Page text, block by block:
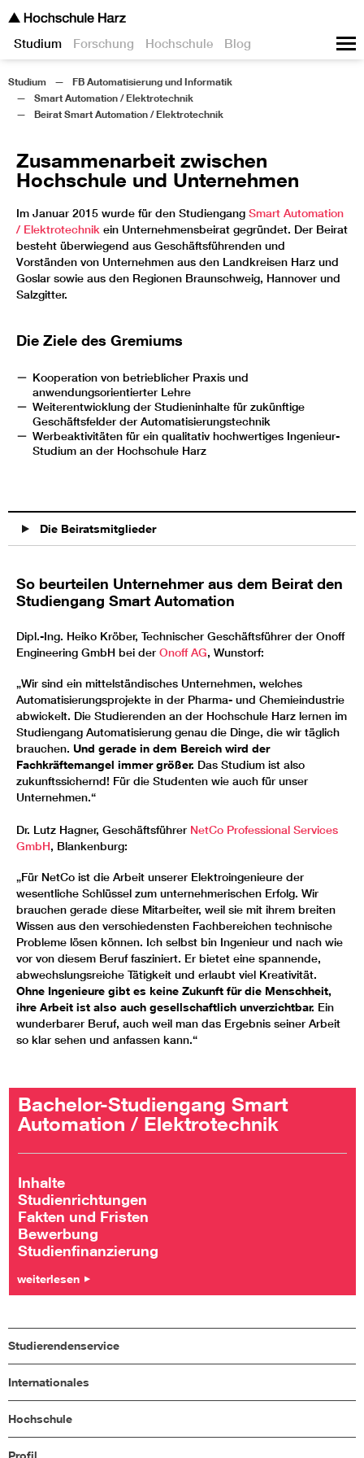
Studium Forschung Hochschule Blog
Studium
FB Automatisierung und Informatik
Smart Automation / Elektrotechnik
Beirat Smart Automation / Elektrotechnik
Zusammenarbeit zwischen
Hochschule und Unternehmen
Im Januar 2015 wurde für den Studiengang Smart Automation
/ Elektrotechnik ein Unternehmensbeirat gegründet. Der Beirat
besteht überwiegend aus Geschäftsführenden und
Vorständen von Unternehmen aus den Landkreisen Harz und
Goslar sowie aus den Regionen Braunschweig, Hannover und
Salzgitter.
Die Ziele des Gremiums
Kooperation von betrieblicher Praxis und
anwendungsorientierter Lehre
Weiterentwicklung der Studieninhalte für zukünftige
Geschäftsfelder der Automatisierungstechnik
Werbeaktivitäten für ein qualitativ hochwertiges Ingenieur-
Studium an der Hochschule Harz
Die Beiratsmitglieder
So beurteilen Unternehmer aus dem Beirat den
Studiengang Smart Automation
Dipl.-Ing. Heiko Kröber, Technischer Geschäftsführer der Onoff
Engineering GmbH bei der Onoff AG, Wunstorf:
„Wir sind ein mittelständisches Unternehmen, welches
Automatisierungsprojekte in der Pharma- und Chemieindustrie
abwickelt. Die Studierenden an der Hochschule Harz lernen im
Studiengang Automatisierung genau die Dinge, die wir täglich
brauchen. Und gerade in dem Bereich wird der
Fachkräftemangel immer größer. Das Studium ist also
zukunftssichernd! Für die Studenten wie auch für unser
Unternehmen.“
Dr. Lutz Hagner, Geschäftsführer NetCo Professional Services
GmbH, Blankenburg:
„Für NetCo ist die Arbeit unserer Elektroingenieure der
wesentliche Schlüssel zum unternehmerischen Erfolg. Wir
brauchen gerade diese Mitarbeiter, weil sie mit ihrem breiten
Wissen aus den verschiedensten Fachbereichen technische
Probleme lösen können. Ich selbst bin Ingenieur und nach wie
vor von diesem Beruf fasziniert. Er bietet eine spannende,
abwechslungsreiche Tätigkeit und erlaubt viel Kreativität.
Ohne Ingenieure gibt es keine Zukunft für die Menschheit,
ihre Arbeit ist also auch gesellschaftlich unverzichtbar. Ein
wunderbarer Beruf, auch weil man das Ergebnis seiner Arbeit
so klar sehen und anfassen kann.“
Bachelor-Studiengang Smart
Automation / Elektrotechnik
Inhalte
Studienrichtungen
Fakten und Fristen
Bewerbung
Studienfinanzierung
weiterlesen
Studierendenservice
Internationales
Hochschule
Profil